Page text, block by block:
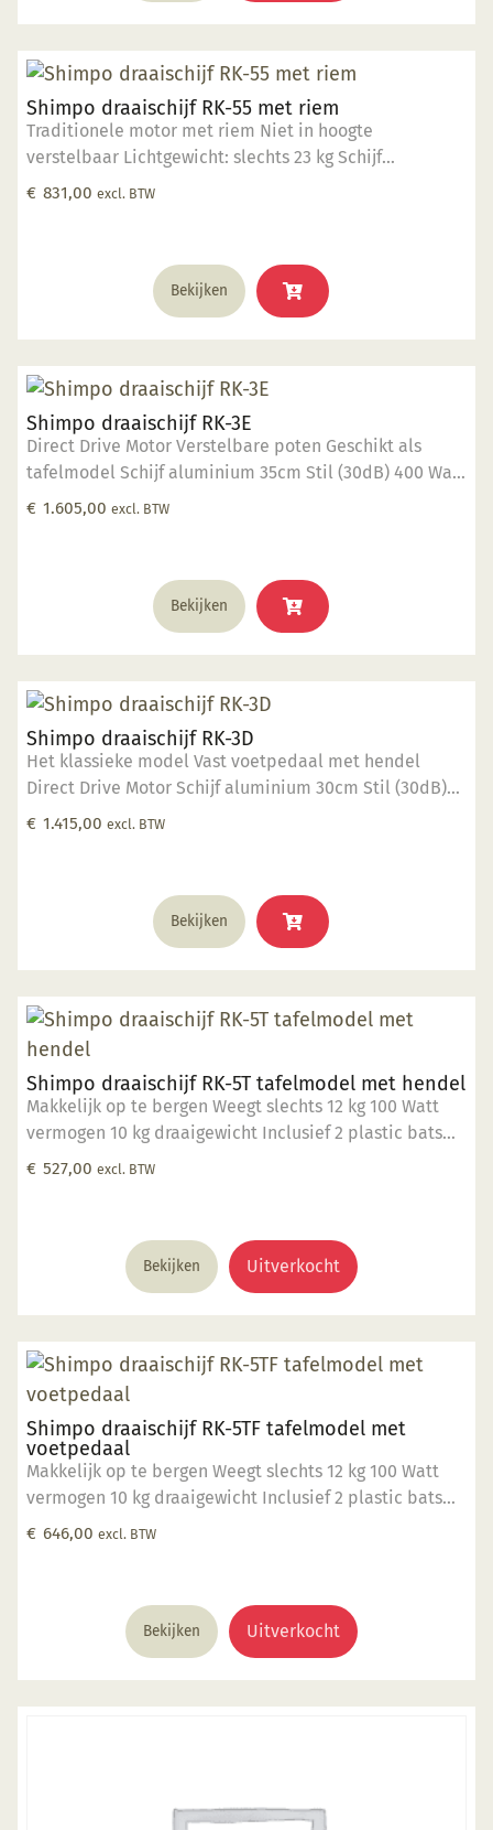
Shimpo draaischijf RK-55 met riem
Traditionele motor met riem Niet in hoogte
verstelbaar Lichtgewicht: slechts 23 kg Schijf
aluminium 30cm 100 Watt vermogen 10 kg
€ 831,00 excl. BTW
Bekijken
Shimpo draaischijf RK-3E
Direct Drive Motor Verstelbare poten Geschikt als
tafelmodel Schijf aluminium 35cm Stil (30dB) 400 Watt
vermogen 40 kg draaigewicht Op dit product krijgt u 2
€ 1.605,00 excl. BTW
Bekijken
Shimpo draaischijf RK-3D
Het klassieke model Vast voetpedaal met hendel
Direct Drive Motor Schijf aluminium 30cm Stil (30dB)
400 Watt vermogen 40 kg draaigewicht Op dit product
€ 1.415,00 excl. BTW
Bekijken
Shimpo draaischijf RK-5T tafelmodel met hendel
Makkelijk op te bergen Weegt slechts 12 kg 100 Watt
vermogen 10 kg draaigewicht Inclusief 2 plastic bats
25cm Plastic slibbak uit één deel Op dit product krijgt
€ 527,00 excl. BTW
Bekijken Uitverkocht
Shimpo draaischijf RK-5TF tafelmodel met
voetpedaal
Makkelijk op te bergen Weegt slechts 12 kg 100 Watt
vermogen 10 kg draaigewicht Inclusief 2 plastic bats
25cm Plastic slibbak uit één deel . Op dit product
€ 646,00 excl. BTW
Bekijken Uitverkocht